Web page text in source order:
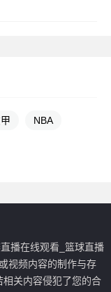
NBA
播在线观看_篮球直播
视频内容的制作与存
关内容侵犯了您的合